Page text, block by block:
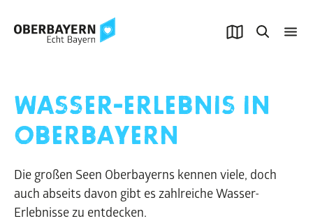
WASSER-ERLEBNIS IN
OBERBAYERN
Die großen Seen Oberbayerns kennen viele, doch
auch abseits davon gibt es zahlreiche Wasser-
Erlebnisse zu entdecken.